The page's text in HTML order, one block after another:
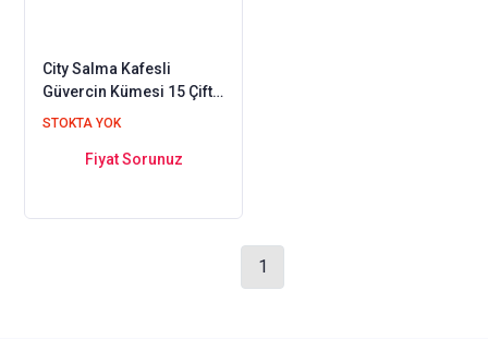
City Salma Kafesli
Güvercin Kümesi 15 Çift
Kapasiteli
STOKTA YOK
Fiyat Sorunuz
1